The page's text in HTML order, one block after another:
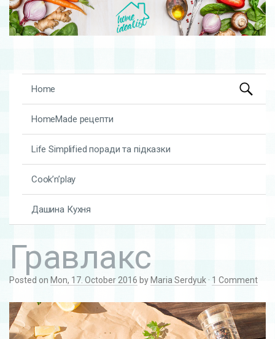
Skip to content
Home
HomeMade рецепти
Life Simplified поради та підказки
Cook’n’play
Дашина Кухня
Search
for:
Гравлакс
Posted on Mon, 17. October 2016 by Maria Serdyuk· 1 Comment